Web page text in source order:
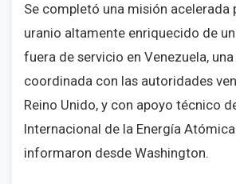
Se completó una misión acelerada
uranio altamente enriquecido de
fuera de servicio en Venezuela,
coordinada con las autoridades
Reino Unido, y con apoyo técnico
Internacional de la Energía Atómica
informaron desde Washington.